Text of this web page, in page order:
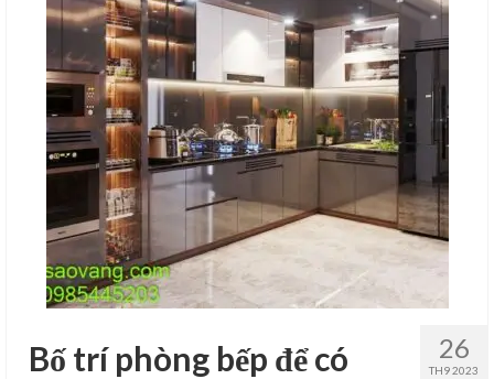
26
TH9 2023
Bố trí phòng bếp để có